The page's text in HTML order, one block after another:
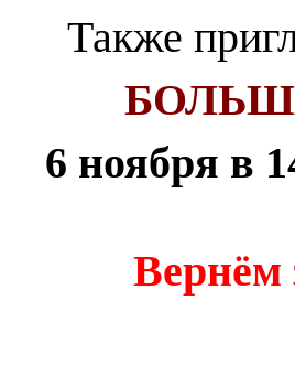
Также
6 ноября в
Вернём